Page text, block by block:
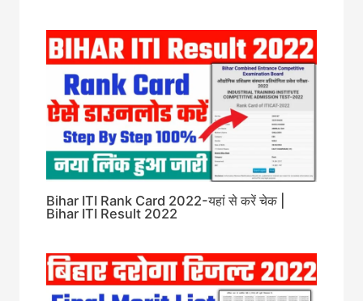
Bihar ITI Rank Card 2022-यहां से करें चेक |
Bihar ITI Result 2022